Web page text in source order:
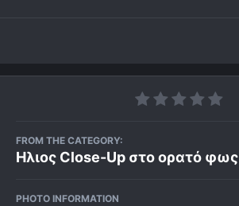
FROM THE CATEGORY:
Ηλιος Close-Up στο ορατό φως
PHOTO INFORMATION